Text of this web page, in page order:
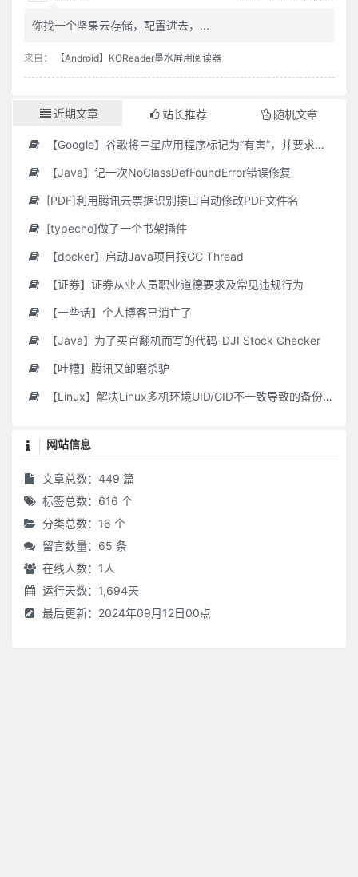
你找一个坚果云存储，配置进去，...
来自： 【Android】KOReader墨水屏用阅读器
近期文章 站长推荐 随机文章
【Google】谷歌将三星应用程序标记为“有害”，并要求用户删除它们
【Java】记一次NoClassDefFoundError错误修复
[PDF]利用腾讯云票据识别接口自动修改PDF文件名
[typecho]做了一个书架插件
【docker】启动Java项目报GC Thread
【证券】证券从业人员职业道德要求及常见违规行为
【一些话】个人博客已消亡了
【Java】为了买官翻机而写的代码-DJI Stock Checker
【吐槽】腾讯又卸磨杀驴
【Linux】解决Linux多机环境UID/GID不一致导致的备份权限问题
网站信息
文章总数：449 篇
标签总数：616 个
分类总数：16 个
留言数量：65 条
在线人数： 1 人
运行天数：1,694天
最后更新：2024年09月12日00点